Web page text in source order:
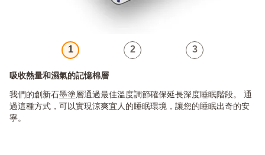
1 2 3
吸收熱量和濕氣的記憶棉層
我們的創新石墨塗層通過最佳溫度調節確保延長深度睡眠階段。 通
過這種方式，可以實現涼爽宜人的睡眠環境，讓您的睡眠出奇的安
寧。